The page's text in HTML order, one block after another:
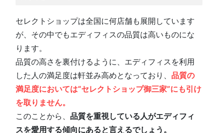
セレクトショップは全国に何店舗も展開しています
が、その中でもエディフィスの品質は高いものにな
ります。
品質の高さを裏付けるように、エディフィスを利用
した人の満足度は軒並み高めとなっており、品質の
満足度においては“セレクトショップ御三家”にも引け
を取りません。
このことから、品質を重視している人がエディフィ
スを愛用する傾向にあると言えるでしょう。